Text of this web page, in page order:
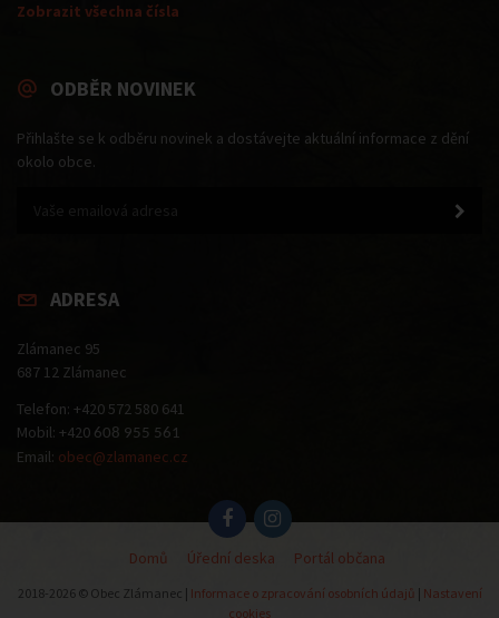
Zobrazit všechna čísla
ODBĚR NOVINEK
Přihlašte se k odběru novinek a dostávejte aktuální informace z dění
okolo obce.
ADRESA
Zlámanec 95
687 12 Zlámanec
Telefon: +420 572 580 641
Mobil: +420 608 955 561
Email: obec@zlamanec.cz
Domů Úřední deska Portál občana
2018-2026 © Obec Zlámanec | Informace o zpracování osobních údajů | Nastavení
cookies